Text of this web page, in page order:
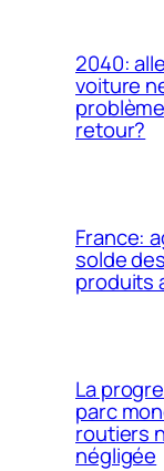
2040:
voiture
retour?
France:
solde
produits
La
parc
routiers
négligée